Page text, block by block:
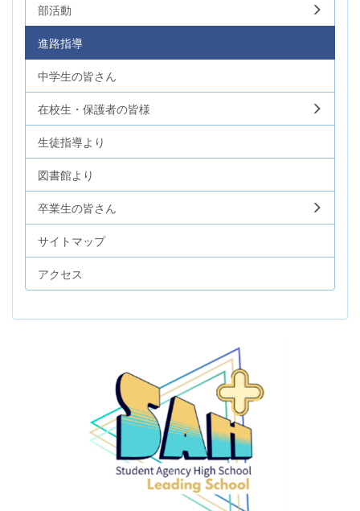
部活動
進路指導
中学生の皆さん
在校生・保護者の皆様
生徒指導より
図書館より
卒業生の皆さん
サイトマップ
アクセス